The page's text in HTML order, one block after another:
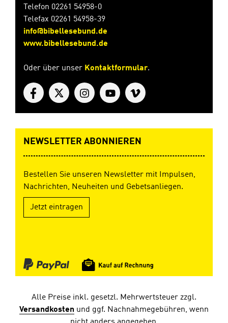
Telefon 02261 54958-0
Telefax 02261 54958-39
info@bibellesebund.de
www.bibellesebund.de
Oder über unser Kontaktformular.
NEWSLETTER ABONNIEREN
Bestellen Sie unseren Newsletter mit Impulsen,
Nachrichten, Neuheiten und Gebetsanliegen.
Jetzt eintragen
Alle Preise inkl. gesetzl. Mehrwertsteuer zzgl.
Versandkosten und ggf. Nachnahmegebühren, wenn